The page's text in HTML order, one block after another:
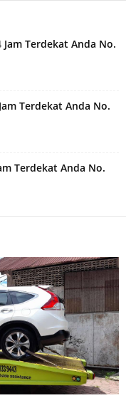
Terdekat Anda No.
Terdekat Anda No.
Terdekat Anda No.